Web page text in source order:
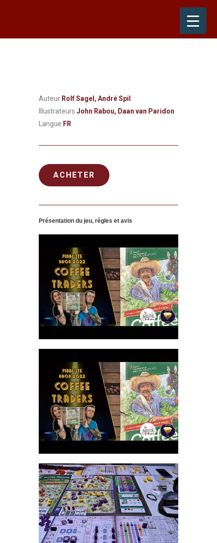
Auteur Rolf Sagel, André Spil
Illustrateurs John Rabou, Daan van Paridon
Langue FR
ACHETER
Présentation du jeu, règles et avis